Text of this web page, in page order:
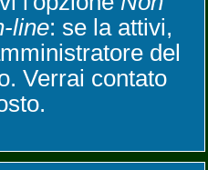
line: se la attivi,
del
Verrai contato